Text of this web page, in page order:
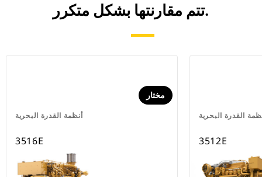
تتم مقارنتها بشكل متكرر.
أنظمة القدرة البحرية
مختار
3516E
القدرة البحرية
3512E